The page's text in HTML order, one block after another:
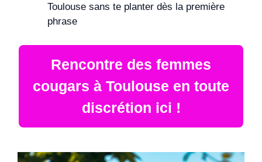
Toulouse sans te planter dès la première
phrase
Rencontre des femmes
cougars à Toulouse en toute
discrétion ici !